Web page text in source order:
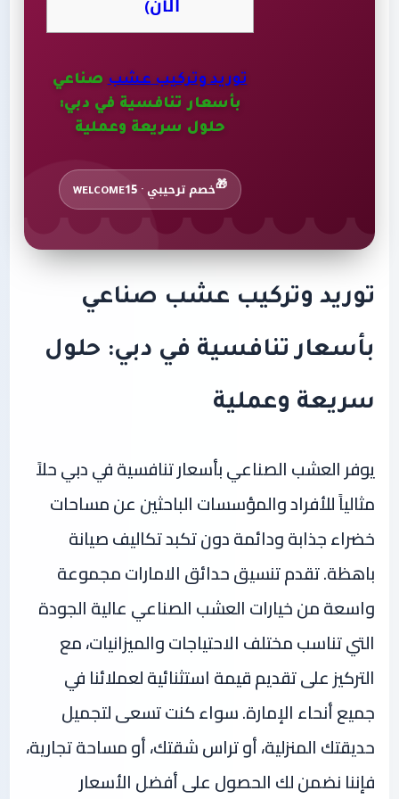
الآن)
توريد وتركيب عشبصناعي
بأسعار تنافسية في دبي:
حلول سريعة وعملية
🎁خصم ترحيبي · WELCOME15
توريد وتركيب عشب صناعي
بأسعار تنافسية في دبي: حلول
سريعة وعملية
يوفر العشب الصناعي بأسعار تنافسية في دبي حلاً
مثالياً للأفراد والمؤسسات الباحثين عن مساحات
خضراء جذابة ودائمة دون تكبد تكاليف صيانة
باهظة. تقدم تنسيق حدائق الامارات مجموعة
واسعة من خيارات العشب الصناعي عالية الجودة
التي تناسب مختلف الاحتياجات والميزانيات، مع
التركيز على تقديم قيمة استثنائية لعملائنا في
جميع أنحاء الإمارة. سواء كنت تسعى لتجميل
حديقتك المنزلية، أو تراس شقتك، أو مساحة تجارية،
فإننا نضمن لك الحصول على أفضل الأسعار